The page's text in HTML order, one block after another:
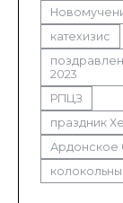
катехизис
2023
РПЦЗ
праздник
Ардонское